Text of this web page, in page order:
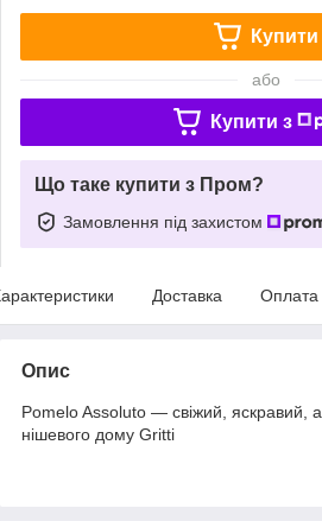
Купити
або
Купити з
Що таке купити з Пром?
Замовлення під захистом
Доставка Оплата
Опис
Pomelo Assoluto — свіжий, яскравий,
нішевого дому Gritti